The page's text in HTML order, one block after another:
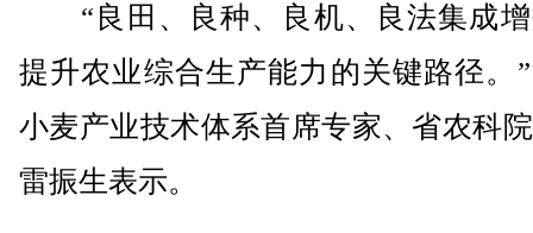
“良田、良种、良机、良法集成增
提升农业综合生产能力的关键路径。
小麦产业技术体系首席专家、省农科
雷振生表示。